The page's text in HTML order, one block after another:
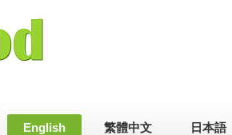
English 繁體中文 日本語